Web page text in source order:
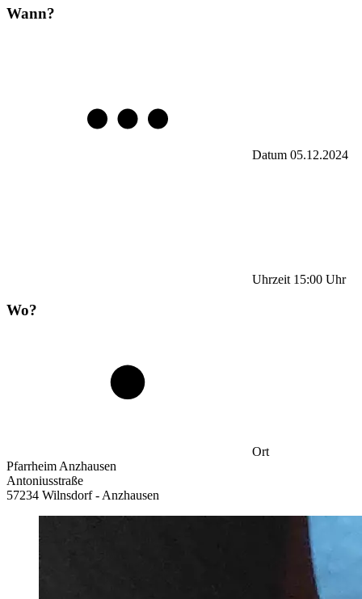
Wann?
Datum 05.12.2024
Uhrzeit 15:00 Uhr
Wo?
Ort
Pfarrheim Anzhausen
Antoniusstraße
57234 Wilnsdorf - Anzhausen